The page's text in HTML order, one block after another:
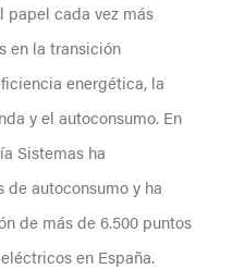
papel cada vez más
en la transición
energética, la
y el autoconsumo. En
Sistemas ha
de autoconsumo y ha
de más de 6.500 puntos
en España.